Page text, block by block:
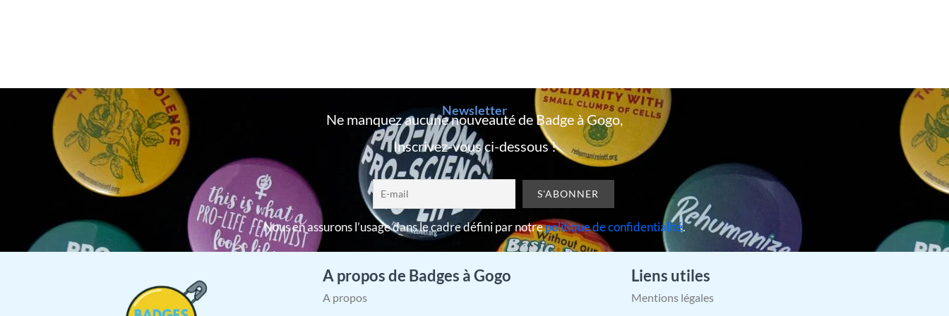
Newsletter
Ne manquez aucune nouveauté de Badge à Gogo,
Inscrivez-vous ci-dessous !
Nous en assurons l’usage dans le cadre défini par notrepolitique de confidentialité.
A propos de Badges à Gogo
A propos
Liens utiles
Mentions légales